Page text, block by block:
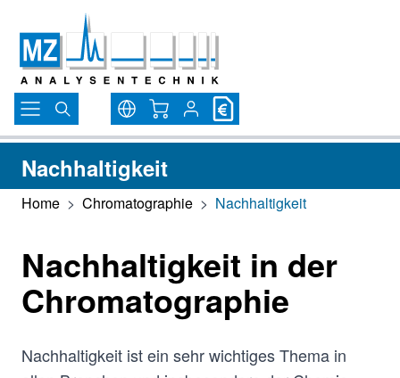
Direkt zum Inhalt
Warenkorb
Nachhaltigkeit
Home > Chromatographie > Nachhaltigkeit
Nachhaltigkeit in der
Chromatographie
Nachhaltigkeit ist ein sehr wichtiges Thema in